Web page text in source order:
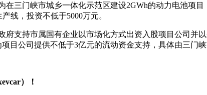
三门峡市城乡一体化示范区建设2GWh的动力电池项
线，投资不低于5000万元。
支持市属国有企业以市场化方式出资入股项目公司并
公司提供不低于3亿元的流动资金支持，具体由三门
）！